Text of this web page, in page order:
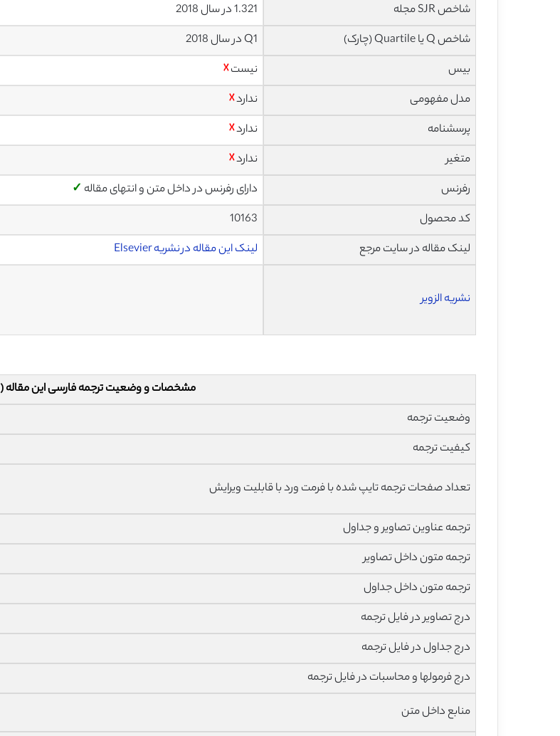
شاخص SJR مجله
1.321 در سال 2018
شاخص Q یا Quartile (چارک)
Q1 در سال 2018
بیس
نیست☓
مدل مفهومی
ندارد☓
پرسشنامه
ندارد☓
متغیر
ندارد☓
رفرنس
دارای رفرنس در داخل متن و انتهای مقاله ✓
کد محصول
10163
لینک مقاله در سایت مرجع
لینک این مقاله در نشریه Elsevier
نشریه الزویر
مشخصات و وضعیت ترجمه فارسی این مقاله (Word)
وضعیت ترجمه
کیفیت ترجمه
تعداد صفحات ترجمه تایپ شده با فرمت ورد با قابلیت ویرایش
ترجمه عناوین تصاویر و جداول
ترجمه متون داخل تصاویر
ترجمه متون داخل جداول
درج تصاویر در فایل ترجمه
درج جداول در فایل ترجمه
درج فرمولها و محاسبات در فایل ترجمه
منابع داخل متن